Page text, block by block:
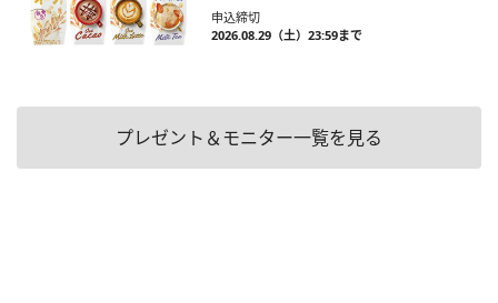
申込締切
2026.08.29（土）23:59まで
プレゼント＆モニター一覧を見る